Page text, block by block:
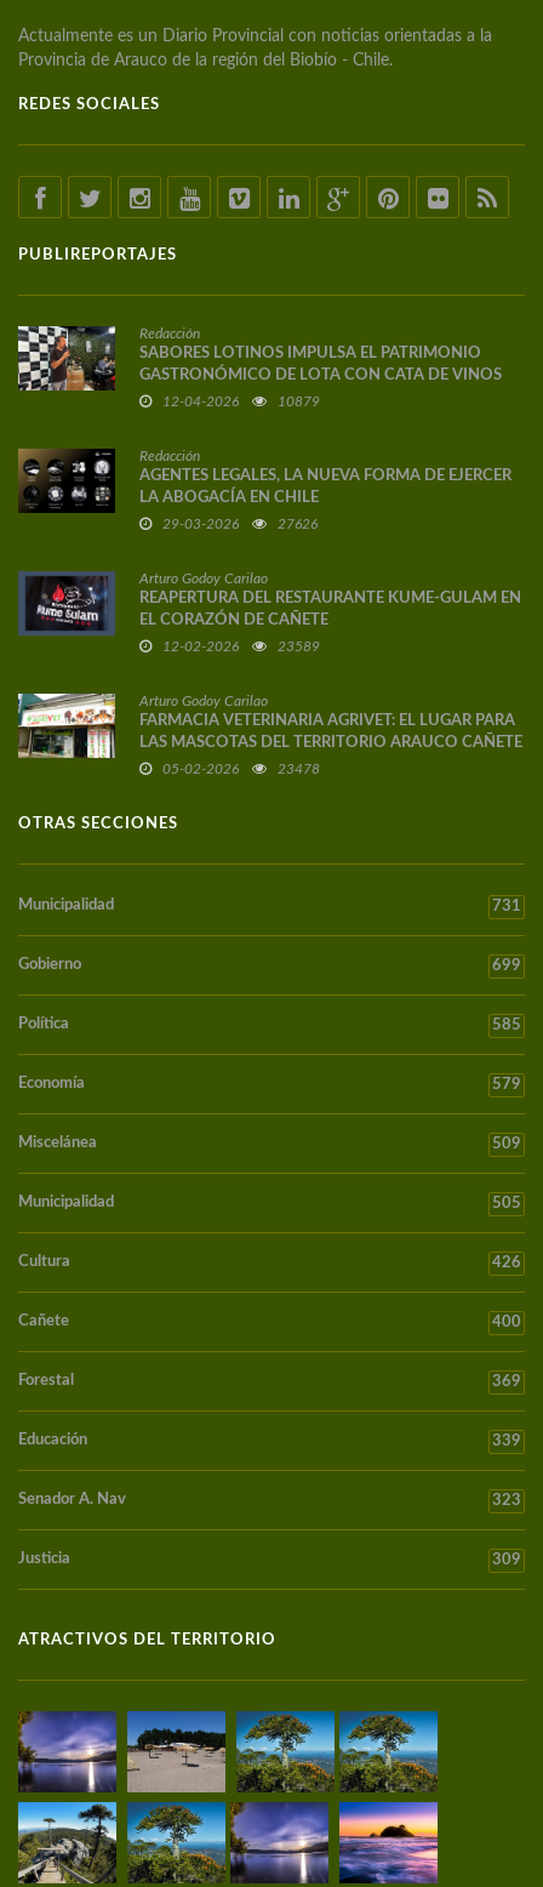
Actualmente es un Diario Provincial con noticias orientadas a la
Provincia de Arauco de la región del Biobío - Chile.
REDES SOCIALES
PUBLIREPORTAJES
Redacción
SABORES LOTINOS IMPULSA EL PATRIMONIO
GASTRONÓMICO DE LOTA CON CATA DE VINOS
DE AUTOR
12-04-2026 10879
Redacción
AGENTES LEGALES, LA NUEVA FORMA DE EJERCER
LA ABOGACÍA EN CHILE
29-03-2026 27626
Arturo Godoy Carilao
REAPERTURA DEL RESTAURANTE KUME-GULAM EN
EL CORAZÓN DE CAÑETE
12-02-2026 23589
Arturo Godoy Carilao
FARMACIA VETERINARIA AGRIVET: EL LUGAR PARA
LAS MASCOTAS DEL TERRITORIO ARAUCO CAÑETE
05-02-2026 23478
OTRAS SECCIONES
Municipalidad 731
Gobierno 699
Política 585
Economía 579
Miscelánea 509
Municipalidad 505
Cultura 426
Cañete 400
Forestal 369
Educación 339
Senador A. Nav 323
Justicia 309
ATRACTIVOS DEL TERRITORIO